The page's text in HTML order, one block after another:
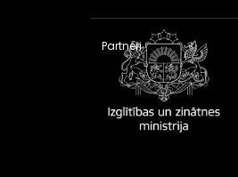
Partneri